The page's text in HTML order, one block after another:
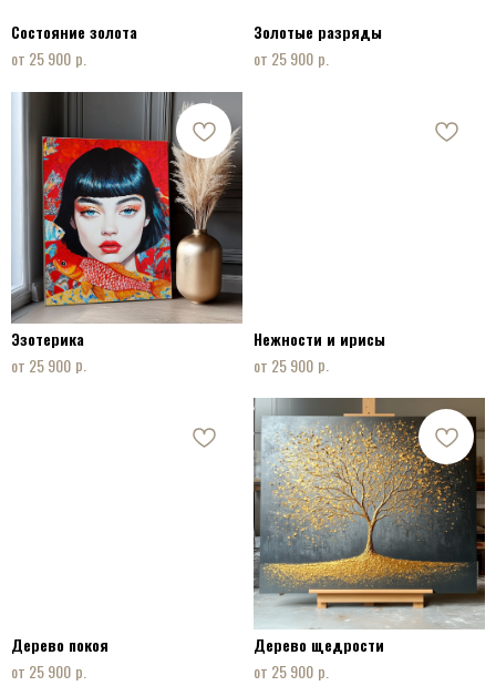
Состояние золота
25 900 р.
Золотые разряды
25 900 р.
Эзотерика
25 900 р.
Нежности и ирисы
25 900 р.
Дерево покоя
25 900 р.
Дерево щедрости
25 900 р.